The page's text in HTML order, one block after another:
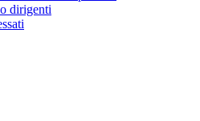
dirigenti